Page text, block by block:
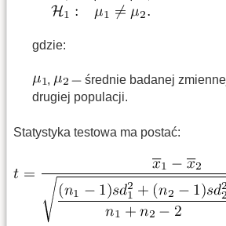
gdzie:
,
średnie badanej
drugiej populacji.
Statystyka testowa ma postać: